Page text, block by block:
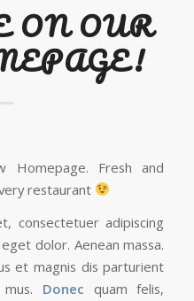
ON OUR
Homepage. Fresh and
restaurant
consectetuer adipiscing
dolor. Aenean massa.
et magnis dis parturient
Donec quam felis,